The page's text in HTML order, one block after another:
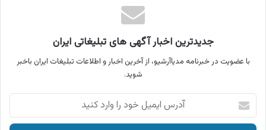
جدیدترین اخبار آگهی های تبلیغاتی ایران
با عضویت در خبرنامه مدیاآرشیو، از آخرین اخبار و اطلاعات تبلیغات ایران باخبر
شوید.
آدرس
ایمیل
خود